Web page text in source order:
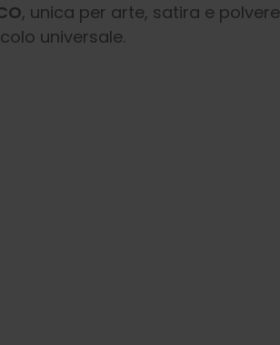
, unica per arte, satira e polvere
universale.